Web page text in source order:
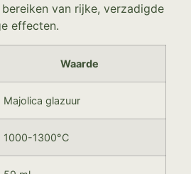
van rijke, verzadigde
effecten.
Waarde
Majolica glazuur
1000-1300°C